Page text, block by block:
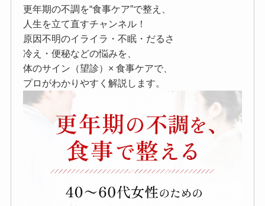
更年期の不調を“食事ケア”で整え、
人生を立て直すチャンネル！
原因不明のイライラ・不眠・だるさ
冷え・便秘などの悩みを、
体のサイン（望診）× 食事ケアで、
プロがわかりやすく解説します。